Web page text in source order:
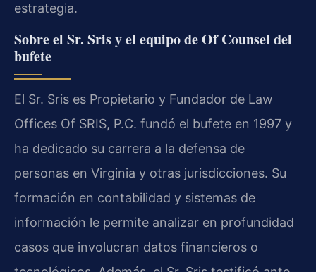
estrategia.
Sobre el Sr. Sris y el equipo de Of Counsel del
bufete
El Sr. Sris es Propietario y Fundador de Law
Offices Of SRIS, P.C. fundó el bufete en 1997 y
ha dedicado su carrera a la defensa de
personas en Virginia y otras jurisdicciones. Su
formación en contabilidad y sistemas de
información le permite analizar en profundidad
casos que involucran datos financieros o